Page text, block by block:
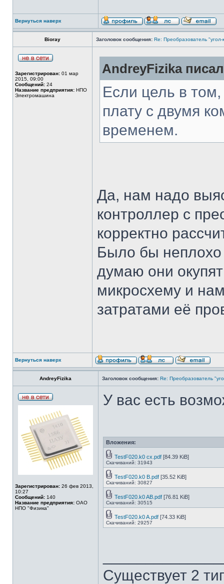
Вернуться наверх
Bioray Заголовок сообщения: Re: Преобразователь
Зарегистрирован: 01 мар
2015, 09:00
Сообщений: 24
Название предприятия: НПО
Электромашина
AndreyFizika
Если цель в
плату с двумя
временем.
Да, нам надо
контроллер с
корректно
Было бы неплохо
думаю они
микросхему и
затратами её
Вернуться наверх
AndreyFizika Заголовок сообщения: Re: Преобразователь
Зарегистрирован: 26 фев 2013,
10:27
Сообщений: 140
Название предприятия: ОАО
НПО "Физика"
У вас есть
Вложения:
TestF020.k0 cx.pdf [84.39 KiB]
Скачиваний: 31943
TestF020.k0 B.pdf [35.52 KiB]
Скачиваний: 30827
TestF020.k0 AB.pdf [76.81 KiB]
Скачиваний: 30515
TestF020.k0 A.pdf [74.33 KiB]
Скачиваний: 29257
Существует 2